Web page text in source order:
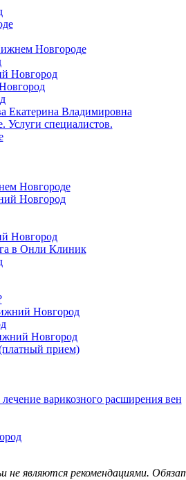
Новгороде
Новгород
Екатерина Владимировна
специалистов.
Новгороде
Новгород
Новгород
в Онли Клиник
Новгород
Новгород
прием)
варикозного расширения вен
являются рекомендациями.